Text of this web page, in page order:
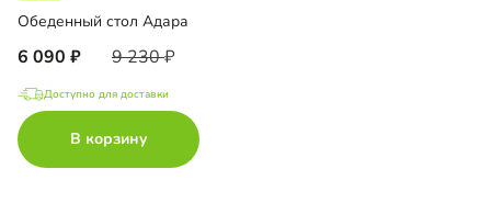
Обеденный стол Адара
6 090 9 230
Доступно для доставки
В корзину